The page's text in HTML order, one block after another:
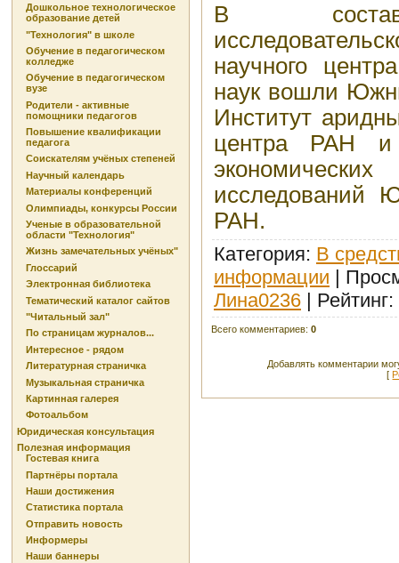
Дошкольное технологическое
образование детей
"Технология" в школе
Обучение в педагогическом
колледже
Обучение в педагогическом
вузе
Родители - активные
помощники педагогов
Повышение квалификации
педагога
Соискателям учёных степеней
Научный календарь
Материалы конференций
Олимпиады, конкурсы России
Ученые в образовательной
области "Технология"
Жизнь замечательных учёных"
Глоссарий
Электронная библиотека
Тематический каталог сайтов
"Читальный зал"
По страницам журналов...
Интересное - рядом
Литературная страничка
Музыкальная страничка
Картинная галерея
Фотоальбом
Юридическая консультация
Полезная информация
Гостевая книга
Партнёры портала
Наши достижения
Статистика портала
Отправить новость
Информеры
Наши баннеры
В состав
научного
наук вошли
Институт
центра РАН и
исследований
РАН.
Категория: В
информации |
Лина0236 | Рейтинг:
Всего комментариев: 0
Добавлять комментарии
[